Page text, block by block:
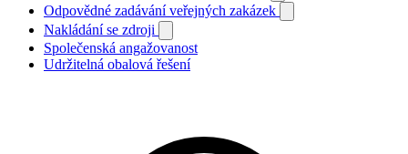
Odpovědné zadávání veřejných zakázek
Nakládání se zdroji
Společenská angažovanost
Udržitelná obalová řešení